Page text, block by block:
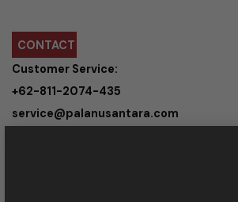
CONTACT
Customer Service:
+62-811-2074-435
service@palanusantara.com